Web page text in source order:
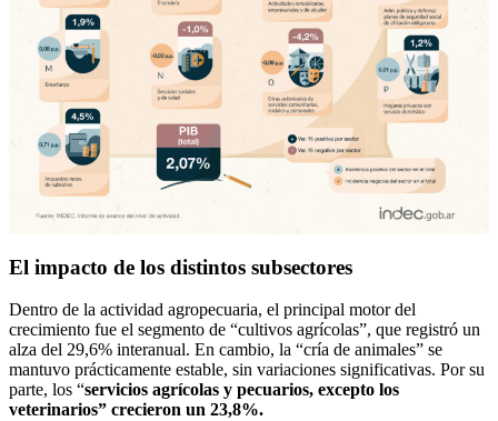
El impacto de los distintos subsectores
Dentro de la actividad agropecuaria, el principal motor del
crecimiento fue el segmento de “cultivos agrícolas”, que registró un
alza del 29,6% interanual. En cambio, la “cría de animales” se
mantuvo prácticamente estable, sin variaciones significativas. Por su
parte, los “servicios agrícolas y pecuarios, excepto los
veterinarios” crecieron un 23,8%.